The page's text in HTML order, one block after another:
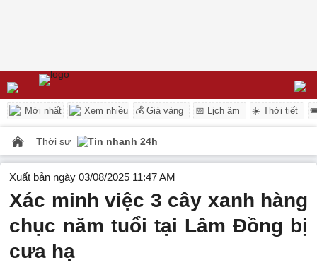
Mới nhất Xem nhiều 💰 Giá vàng 📅 Lịch âm ☀️ Thời tiết
Thời sự Tin nhanh 24h
Xuất bản ngày 03/08/2025 11:47 AM
Xác minh việc 3 cây xanh hàng
chục năm tuổi tại Lâm Đồng bị
cưa hạ